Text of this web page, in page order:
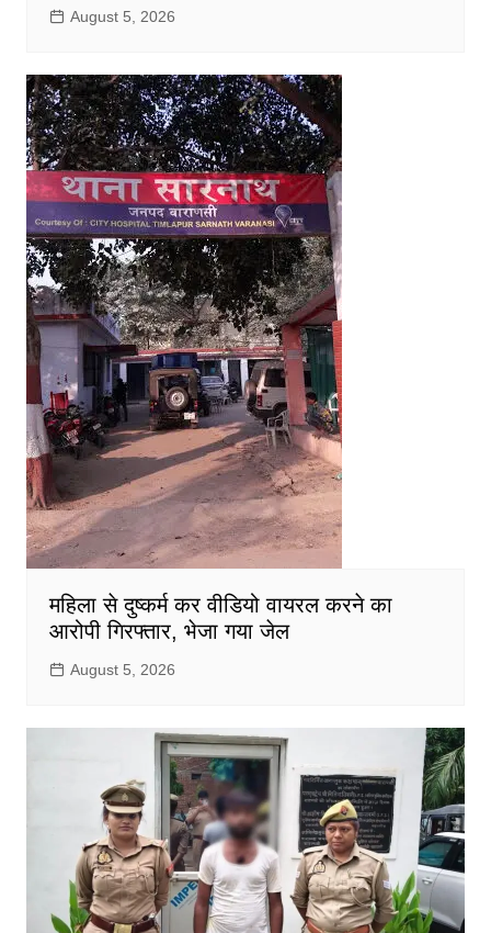
August 5, 2026
महिला से दुष्कर्म कर वीडियो वायरल करने का
आरोपी गिरफ्तार, भेजा गया जेल
August 5, 2026